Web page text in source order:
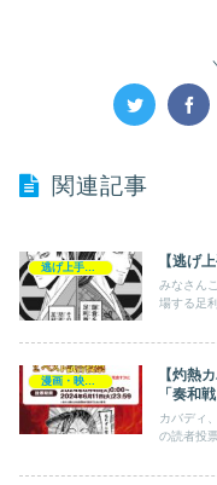
関連記事
【逃げ
みなさん
場する足
【灼熱
「奏和
カバディ
の読者投